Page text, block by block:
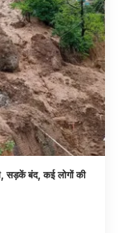
सड़कें बंद, कई लोगों की